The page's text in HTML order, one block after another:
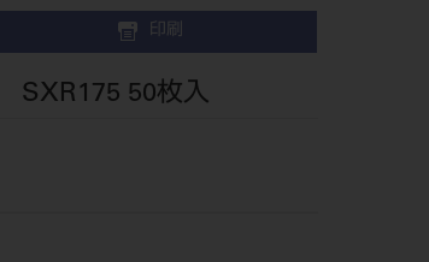
印刷
SXR175 50枚入